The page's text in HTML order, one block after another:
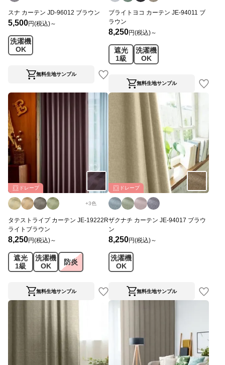
スナ カーテン JD-96012 ブラウン
5,500円(税込)～
洗濯機
OK
無料生地サンプル
ブライトヨコ カーテン JE-94011 ブ
ラウン
8,250円(税込)～
遮光
1級
洗濯機
OK
無料生地サンプル
ドレープ
+3色
タテストライプ カーテン JE-19222R
ライトブラウン
8,250円(税込)～
遮光
1級
洗濯機
OK
防炎
無料生地サンプル
ドレープ
ザクナチ カーテン JE-94017 ブラウ
ン
8,250円(税込)～
洗濯機
OK
無料生地サンプル